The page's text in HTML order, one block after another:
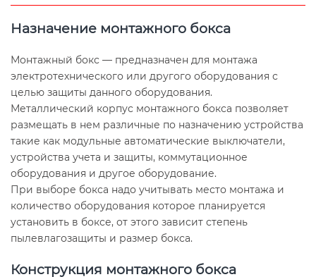
Назначение монтажного бокса
Монтажный бокс — предназначен для монтажа
электротехнического или другого оборудования с
целью защиты данного оборудования.
Металлический корпус монтажного бокса позволяет
размещать в нем различные по назначению устройства
такие как модульные автоматические выключатели,
устройства учета и защиты, коммутационное
оборудования и другое оборудование.
При выборе бокса надо учитывать место монтажа и
количество оборудования которое планируется
установить в боксе, от этого зависит степень
пылевлагозащиты и размер бокса.
Конструкция монтажного бокса